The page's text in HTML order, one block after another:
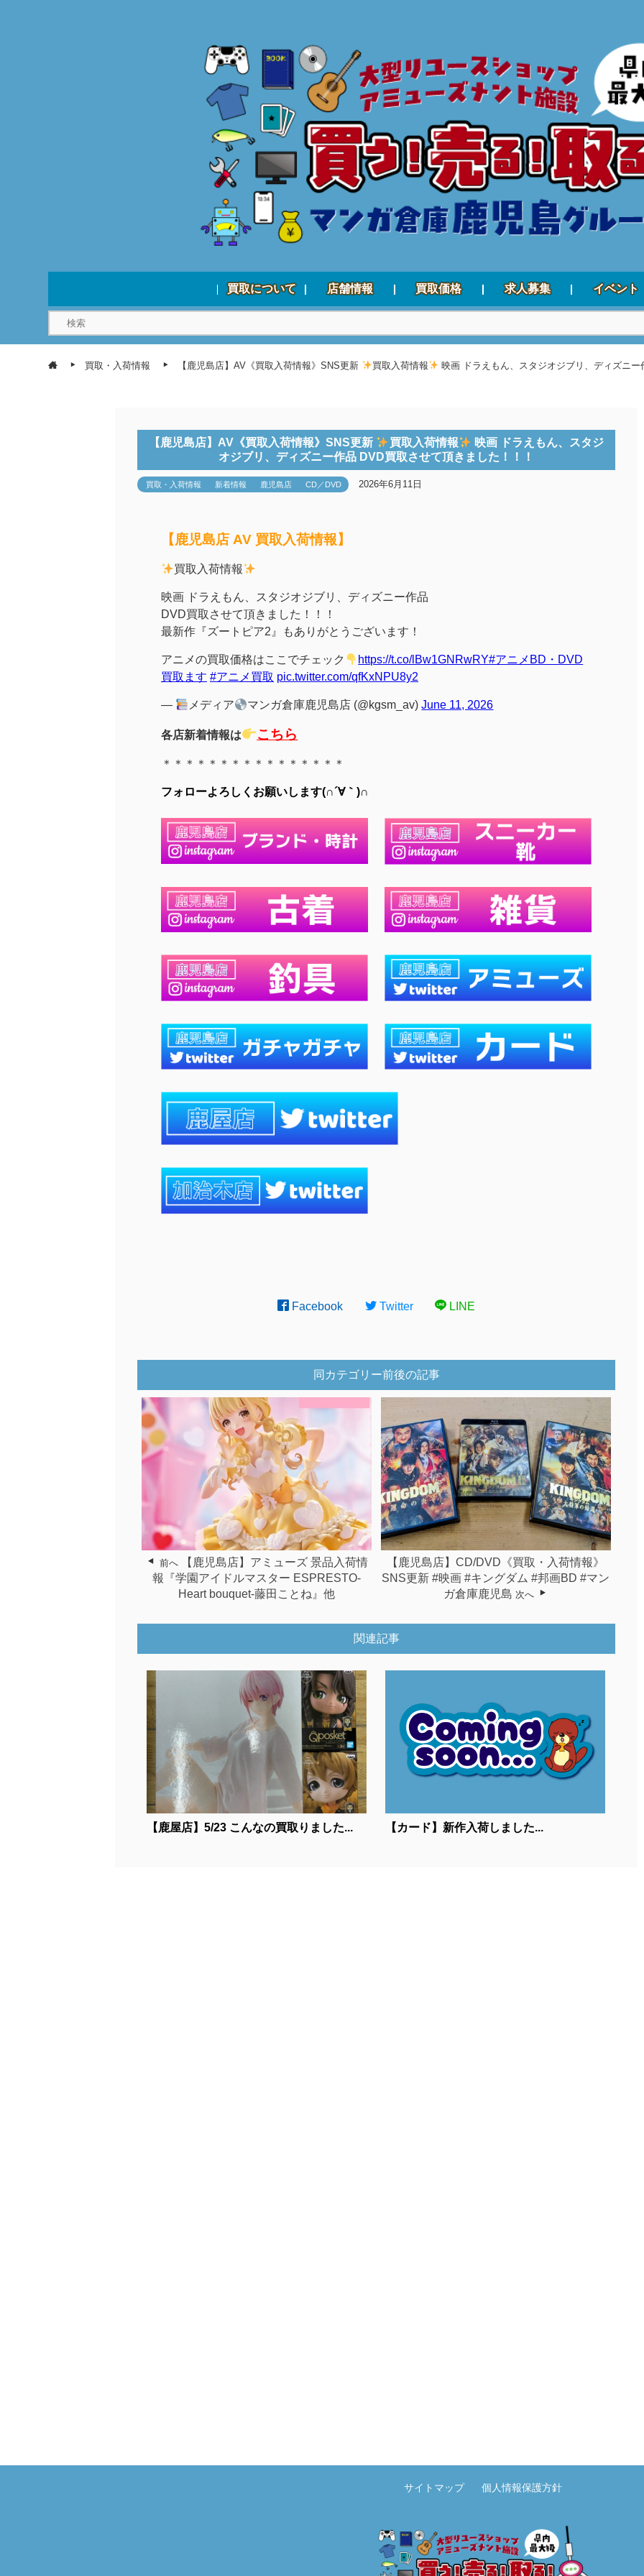
買取について 店舗情報 買取価格 求人募集 イベント
買取・入荷情報 【鹿児島店】AV《買取入荷情報》SNS更新 買取入荷情報 映画 ドラえもん、スタジオジブリ、ディズニ
【鹿児島店】AV《買取入荷情報》SNS更新 買取入荷情報
映画 ドラえもん、スタジ
オジブリ、ディズニー作品 DVD買取させて頂きました！！！
買取・入荷情報 新着情報 鹿児島店 CD／DVD 2026年6月11日
【鹿児島店 AV 買取入荷情報】
買取入荷情報
映画 ドラえもん、スタジオジブリ、ディズニー作品
DVD買取させて頂きました！！！
最新作『ズートピア2』もありがとうございます！
アニメの買取価格はここでチェック https://t.co/lBw1GNRwRY#アニメBD・DVD
買取ます #アニメ買取 pic.twitter.com/qfKxNPU8y2
— メディア マンガ倉庫鹿児島店 (@kgsm_av)June 11, 2026
各店新着情報は こちら
＊＊＊＊＊＊＊＊＊＊＊＊＊＊＊＊
フォローよろしくお願いします(∩´∀｀)∩
Facebook Twitter LINE
同カテゴリー前後の記事
前へ
【鹿児島店】アミューズ 景品入荷情
報『学園アイドルマスター ESPRESTO-
Heart bouquet-藤田ことね』他
【鹿児島店】CD/DVD《買取・入荷情報》
SNS更新 #映画 #キングダム #邦画BD #マン
ガ倉庫鹿児島 次へ
関連記事
【鹿屋店】5/23 こんなの買取りました... 【カード】新作入荷しました...
サイトマップ 個人情報保護方針